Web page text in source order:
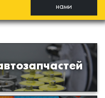
нами
деталей
для подвески
автомобиля